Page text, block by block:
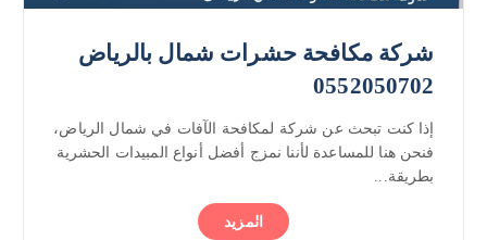
شركة مكافحة حشرات شمال بالرياض
0552050702
إذا كنت تبحث عن شركة لمكافحة الآفات في شمال الرياض،
فنحن هنا للمساعدة لأننا نمزج أفضل أنواع المبيدات الحشرية
بطريقة...
المزيد